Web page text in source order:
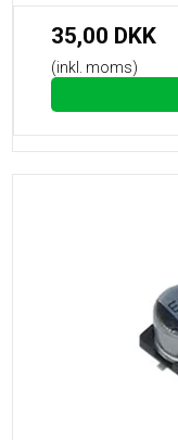
35,00 DKK
(inkl. moms)